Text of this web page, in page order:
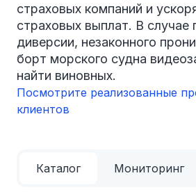
страховых компаний и
страховых выплат. В случае
диверсии, незаконного
борт морского судна
найти виновных.
Посмотрите реализованные
клиентов
Каталог Мониторинг